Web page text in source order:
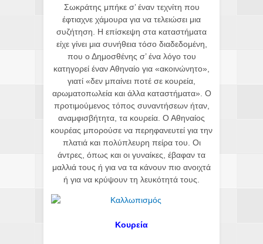
Σωκράτης μπήκε σ’ έναν τεχνίτη που
έφτιαχνε χάμουρα για να τελειώσει μια
συζήτηση. Η επίσκεψη στα καταστήματα
είχε γίνει μια συνήθεια τόσο διαδεδομένη,
που ο Δημοσθένης σ’ ένα λόγο του
κατηγορεί έναν Αθηναίο για «ακοινώνητο»,
γιατί «δεν μπαίνει ποτέ σε κουρεία,
αρωματοπωλεία και άλλα καταστήματα». Ο
προτιμούμενος τόπος συναντήσεων ήταν,
αναμφισβήτητα, τα κουρεία. Ο Αθηναίος
κουρέας μπορούσε να περηφανευτεί για την
πλατιά και πολύπλευρη πείρα του. Οι
άντρες, όπως και οι γυναίκες, έβαφαν τα
μαλλιά τους ή για να τα κάνουν πιο ανοιχτά
ή για να κρύψουν τη λευκότητά τους.
Κουρεία